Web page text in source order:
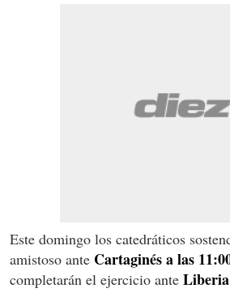
Este domingo los catedráticos
amistoso ante Cartaginés a las
completarán el ejercicio ante